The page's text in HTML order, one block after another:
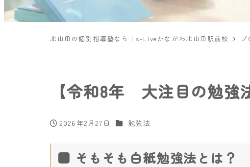
北山田の個別指導塾なら｜s-Liveかながわ北山田駅前校 ブ
【令和8年 大注目の勉
投稿日
2026年2月27日 カテゴリー
勉強法
■ そもそも白紙勉強法とは？